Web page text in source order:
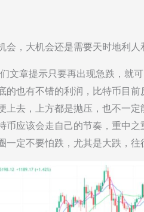
，大机会还是需要天时地利人
文章提示只要再出现急跌，就
的也有不错的利润，比特币目
上去，上方都是抛压，也不一
币应该会走自己的节奏，重中
一定不要怕跌，尤其是大跌，往